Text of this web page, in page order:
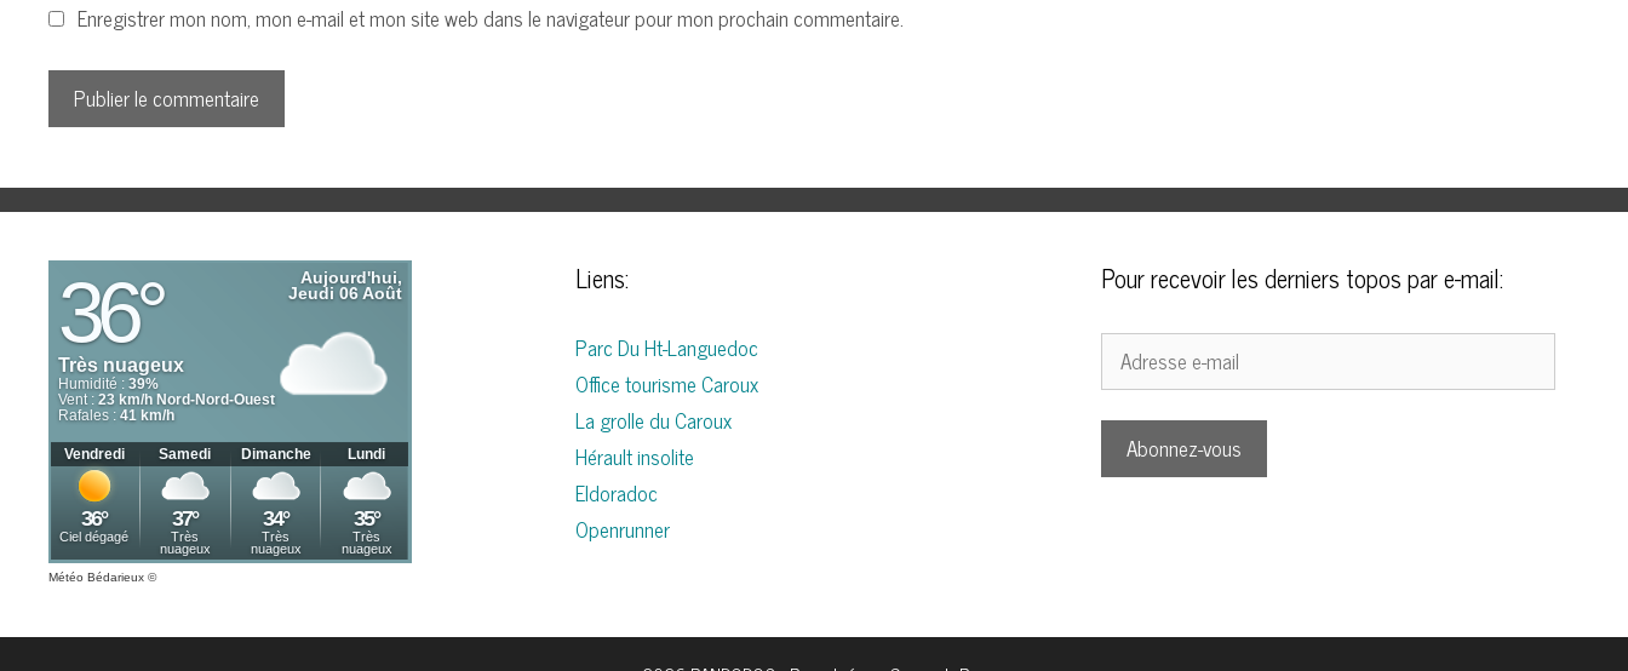
Enregistrer mon nom, mon e-mail et mon site web dans le navigateur pour mon prochain commentaire.
Météo Bédarieux ©
Liens:
Parc Du Ht-Languedoc
Office tourisme Caroux
La grolle du Caroux
Hérault insolite
Eldoradoc
Openrunner
Pour recevoir les derniers topos par e-mail:
Adresse
Abonnez-vous